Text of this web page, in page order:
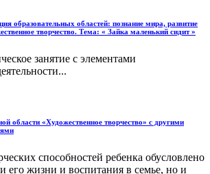
образовательных областей: познание мира, развитие
творчество. Тема: « Зайка маленький сидит »
занятие с элементами
области «Художественное творчество» с другими
способностей ребенка обусловлено
его жизни и воспитания в семье, но и